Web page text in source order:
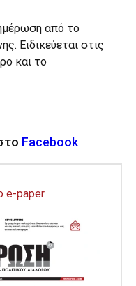
από το
Ειδικεύεται στις
και το
Facebook
e-paper